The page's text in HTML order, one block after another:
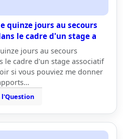
quinze jours au secours
le cadre d'un stage a
jours au secours
le cadre d'un stage associatif
si vous pouviez me donner
l'Question